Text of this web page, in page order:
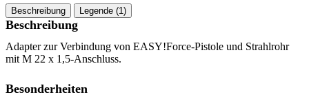
Beschreibung Legende (1)
Beschreibung
Adapter zur Verbindung von EASY!Force-Pistole und Strahlrohr
mit M 22 x 1,5-Anschluss.
Besonderheiten